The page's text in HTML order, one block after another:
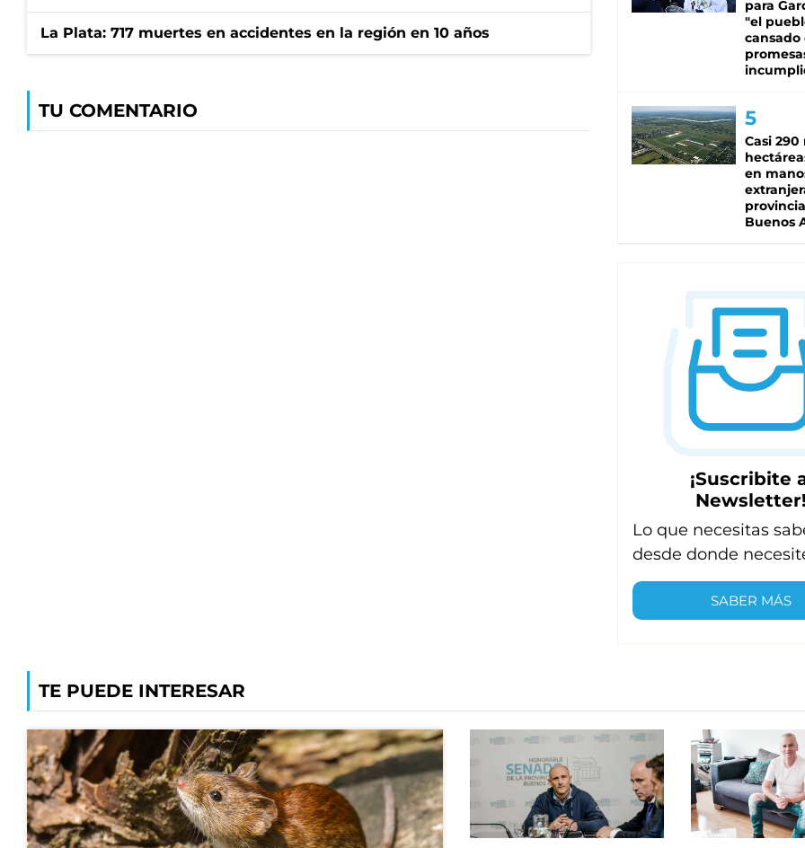
La Plata: 717 muertes en accidentes en la región en 10 años
TU COMENTARIO
para
"el
cansado
Casi 290
en
Buenos
¡Suscribite
Newsletter!
Lo que necesitas
desde donde
SABER MÁS
TE PUEDE INTERESAR